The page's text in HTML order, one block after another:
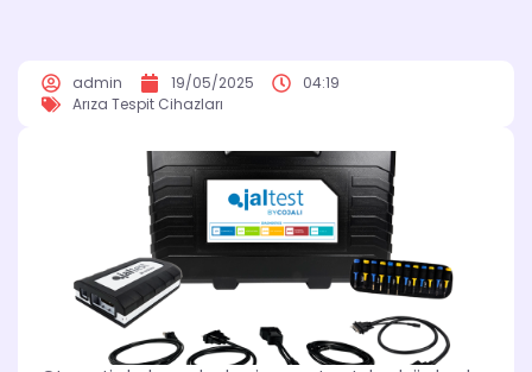
admin 19/05/2025
04:19
Arıza Tespit Cihazları